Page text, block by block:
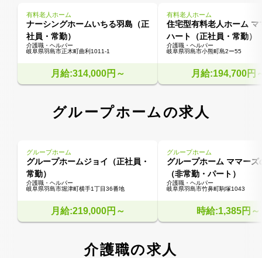
有料老人ホーム
ナーシングホームいちる羽島（正
社員・常勤）
介護職・ヘルパー
岐阜県羽島市正木町曲利1011-1
月給:314,000円～
有料老人ホーム
住宅型有料老人ホーム マ
ハート（正社員・常勤）
介護職・ヘルパー
岐阜県羽島市小熊町島2ー55
月給:194,700円
グループホームの求人
グループホーム
グループホームジョイ（正社員・
常勤）
介護職・ヘルパー
岐阜県羽島市堀津町横手1丁目36番地
月給:219,000円～
グループホーム
グループホーム ママーズ
（非常勤・パート）
介護職・ヘルパー
岐阜県羽島市竹鼻町駒塚1043
時給:1,385円～
介護職の求人